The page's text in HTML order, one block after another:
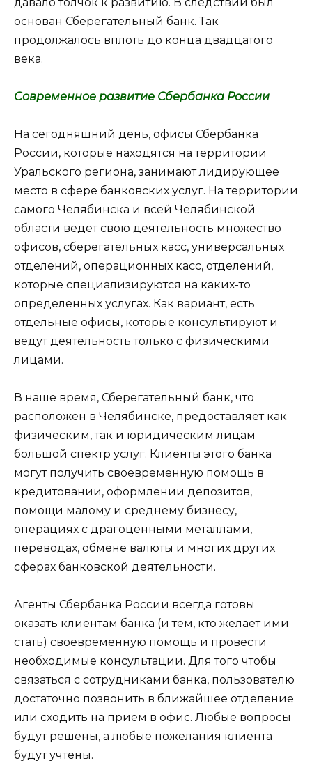
основан Сберегательный банк. Так
продолжалось вплоть до конца двадцатого
века.
Современное развитие Сбербанка России
На сегодняшний день, офисы Сбербанка
России, которые находятся на территории
Уральского региона, занимают лидирующее
место в сфере банковских услуг. На территории
самого Челябинска и всей Челябинской
области ведет свою деятельность множество
офисов, сберегательных касс, универсальных
отделений, операционных касс, отделений,
которые специализируются на каких-то
определенных услугах. Как вариант, есть
отдельные офисы, которые консультируют и
ведут деятельность только с физическими
лицами.
В наше время, Сберегательный банк, что
расположен в Челябинске, предоставляет как
физическим, так и юридическим лицам
большой спектр услуг. Клиенты этого банка
могут получить своевременную помощь в
кредитовании, оформлении депозитов,
помощи малому и среднему бизнесу,
операциях с драгоценными металлами,
переводах, обмене валюты и многих других
сферах банковской деятельности.
Агенты Сбербанка России всегда готовы
оказать клиентам банка (и тем, кто желает ими
стать) своевременную помощь и провести
необходимые консультации. Для того чтобы
связаться с сотрудниками банка, пользователю
достаточно позвонить в ближайшее отделение
или сходить на прием в офис. Любые вопросы
будут решены, а любые пожелания клиента
будут учтены.